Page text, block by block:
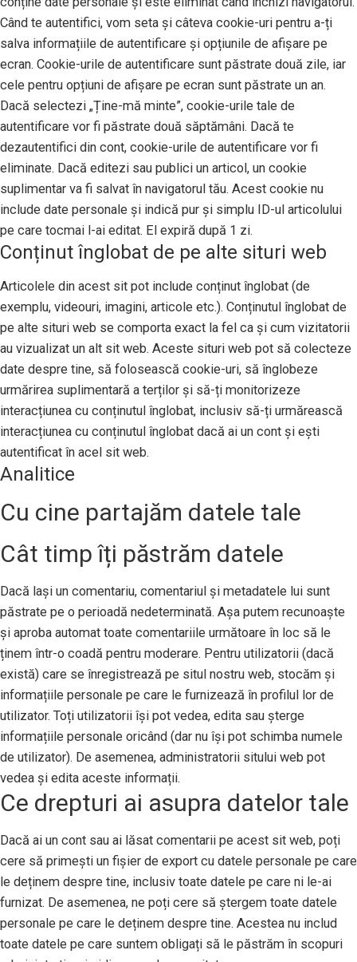
Când te autentifici, vom seta și câteva cookie-uri pentru a-ți
salva informațiile de autentificare și opțiunile de afișare pe
ecran. Cookie-urile de autentificare sunt păstrate două zile, iar
cele pentru opțiuni de afișare pe ecran sunt păstrate un an.
Dacă selectezi „Ține-mă minte”, cookie-urile tale de
autentificare vor fi păstrate două săptămâni. Dacă te
dezautentifici din cont, cookie-urile de autentificare vor fi
eliminate. Dacă editezi sau publici un articol, un cookie
suplimentar va fi salvat în navigatorul tău. Acest cookie nu
include date personale și indică pur și simplu ID-ul articolului
pe care tocmai l-ai editat. El expiră după 1 zi.
Conținut înglobat de pe alte situri web
Articolele din acest sit pot include conținut înglobat (de
exemplu, videouri, imagini, articole etc.). Conținutul înglobat de
pe alte situri web se comporta exact la fel ca și cum vizitatorii
au vizualizat un alt sit web. Aceste situri web pot să colecteze
date despre tine, să folosească cookie-uri, să înglobeze
urmărirea suplimentară a terților și să-ți monitorizeze
interacțiunea cu conținutul înglobat, inclusiv să-ți urmărească
interacțiunea cu conținutul înglobat dacă ai un cont și ești
autentificat în acel sit web.
Analitice
Cu cine partajăm datele tale
Cât timp îți păstrăm datele
Dacă lași un comentariu, comentariul și metadatele lui sunt
păstrate pe o perioadă nedeterminată. Așa putem recunoaște
și aproba automat toate comentariile următoare în loc să le
ținem într-o coadă pentru moderare. Pentru utilizatorii (dacă
există) care se înregistrează pe situl nostru web, stocăm și
informațiile personale pe care le furnizează în profilul lor de
utilizator. Toți utilizatorii își pot vedea, edita sau șterge
informațiile personale oricând (dar nu își pot schimba numele
de utilizator). De asemenea, administratorii sitului web pot
vedea și edita aceste informații.
Ce drepturi ai asupra datelor tale
Dacă ai un cont sau ai lăsat comentarii pe acest sit web, poți
cere să primești un fișier de export cu datele personale pe care
le deținem despre tine, inclusiv toate datele pe care ni le-ai
furnizat. De asemenea, ne poți cere să ștergem toate datele
personale pe care le deținem despre tine. Acestea nu includ
toate datele pe care suntem obligați să le păstrăm în scopuri